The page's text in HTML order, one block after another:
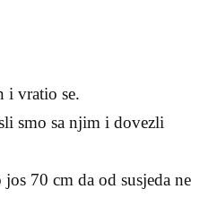
i vratio se.
smo sa njim i dovezli
70 cm da od susjeda ne